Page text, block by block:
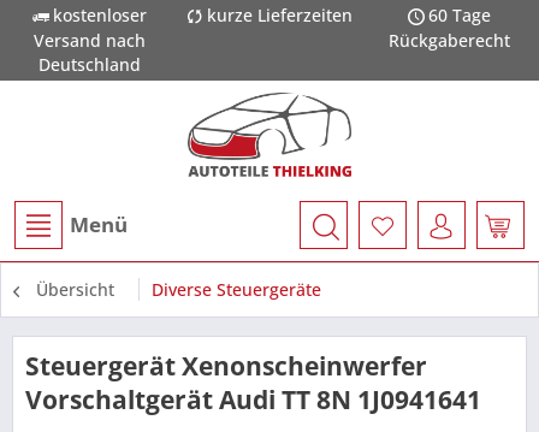
kostenloser
Versand nach
Deutschland
kurze Lieferzeiten
60 Tage
Rückgaberecht
Menü
Übersicht Diverse Steuergeräte
Steuergerät Xenonscheinwerfer
Vorschaltgerät Audi TT 8N 1J0941641